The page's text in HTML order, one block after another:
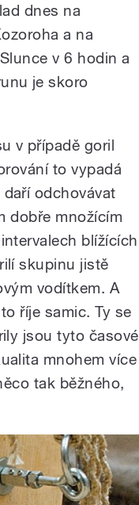
dnes na
a na
v 6 hodin a
je skoro
v případě goril
to vypadá
odchovávat
dobře množícím
blížících
skupinu jistě
vodítkem. A
říje samic. Ty se
jsou tyto časové
mnohem více
tak běžného,